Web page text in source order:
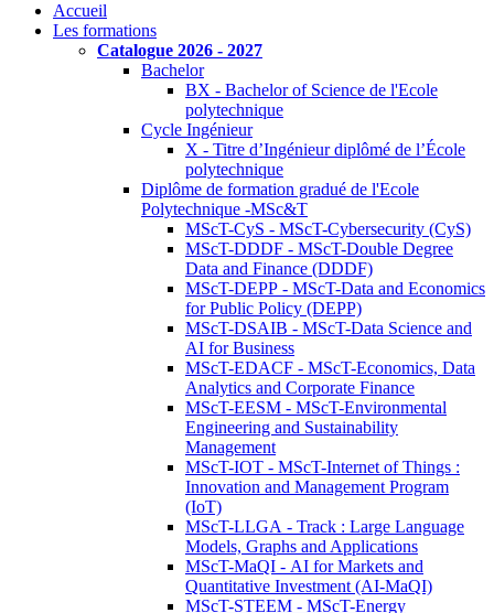
Accueil
Les formations
Catalogue 2026 - 2027
Bachelor
BX - Bachelor of Science de l'Ecole
polytechnique
Cycle Ingénieur
X - Titre d’Ingénieur diplômé de l’École
polytechnique
Diplôme de formation gradué de l'Ecole
Polytechnique -MSc&T
MScT-CyS - MScT-Cybersecurity (CyS)
MScT-DDDF - MScT-Double Degree
Data and Finance (DDDF)
MScT-DEPP - MScT-Data and Economics
for Public Policy (DEPP)
MScT-DSAIB - MScT-Data Science and
AI for Business
MScT-EDACF - MScT-Economics, Data
Analytics and Corporate Finance
MScT-EESM - MScT-Environmental
Engineering and Sustainability
Management
MScT-IOT - MScT-Internet of Things :
Innovation and Management Program
(IoT)
MScT-LLGA - Track : Large Language
Models, Graphs and Applications
MScT-MaQI - AI for Markets and
Quantitative Investment (AI-MaQI)
MScT-STEEM - MScT-Energy